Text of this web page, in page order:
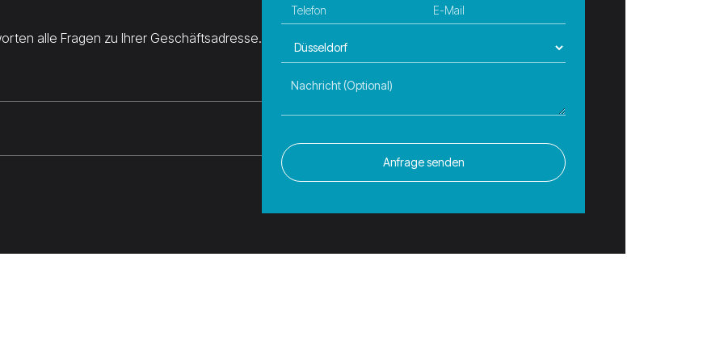
alle Fragen zu Ihrer Geschäftsadresse.